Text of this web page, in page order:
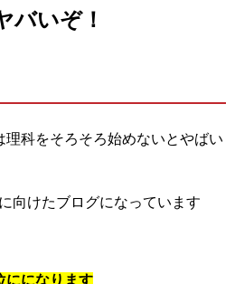
バいぞ！
科をそろそろ始めないとやばい
向けたブログになっています
にになります